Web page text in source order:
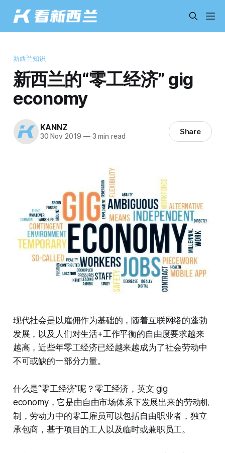
新西兰知识
新西兰的“零工经济” gig
economy
KANNZ
30 Nov 2019 —3 min read Share
现代社会是以雇佣作为基础的，随着互联网络的蓬勃
发展，以及人们对生活+工作平衡的自由度要求越来
越高，近些年零工经济已经越来越成为了社会劳动中
不可或缺的一部分力量。
什么是“零工经济”呢？零工经济，英文 gig
economy，它是由自由市场体系下发展出来的劳动机
制，劳动力中的零工雇员可以包括自由职业者，独立
承包商，基于项目的工人以及临时或兼职员工。